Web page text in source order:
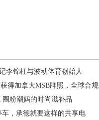
李锦柱与波动体育创始人
得加拿大MSB牌照，全球合规
圈粉潮妈的时尚滋补品
车，承德就要这样的共享电